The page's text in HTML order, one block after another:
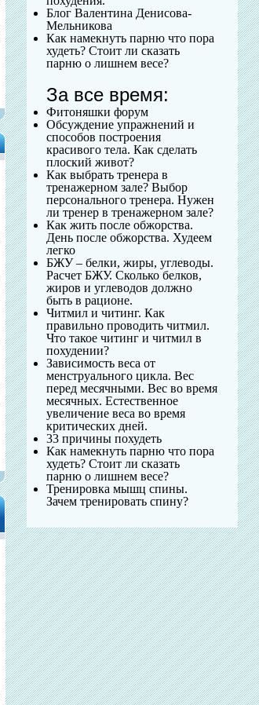
Блог Валентина Денисова-
Мельникова
Как намекнуть парню что пора
худеть? Стоит ли сказать
парню о лишнем весе?
За все время:
Фитоняшки форум
Обсуждение упражнений и
способов построения
красивого тела. Как сделать
плоский живот?
Как выбрать тренера в
тренажерном зале? Выбор
персонального тренера. Нужен
ли тренер в тренажерном зале?
Как жить после обжорства.
День после обжорства. Худеем
легко
БЖУ – белки, жиры, углеводы.
Расчет БЖУ. Сколько белков,
жиров и углеводов должно
быть в рационе.
Читмил и читинг. Как
правильно проводить читмил.
Что такое читинг и читмил в
похудении?
Зависимость веса от
менструального цикла. Вес
перед месячными. Вес во время
месячных. Естественное
увеличение веса во время
критических дней.
33 причины похудеть
Как намекнуть парню что пора
худеть? Стоит ли сказать
парню о лишнем весе?
Тренировка мышц спины.
Зачем тренировать спину?